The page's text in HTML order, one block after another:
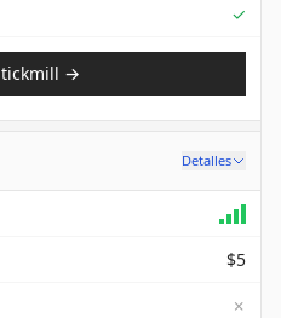
✓
tickmill →
Detalles
$5
✗